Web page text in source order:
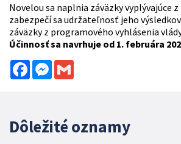
Novelou sa naplnia záväzky vyplývajúce
zabezpečí sa udržateľnosť jeho
záväzky z programového vyhlásenia
Účinnosť sa navrhuje od 1. februára
FacebookMessenger
Dôležité oznamy